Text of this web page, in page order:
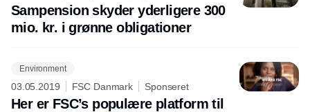
Sampension skyder yderligere 300
mio. kr. i grønne obligationer
Environment
03.05.2019 FSC Danmark Sponseret
Her er FSC’s populære platform til